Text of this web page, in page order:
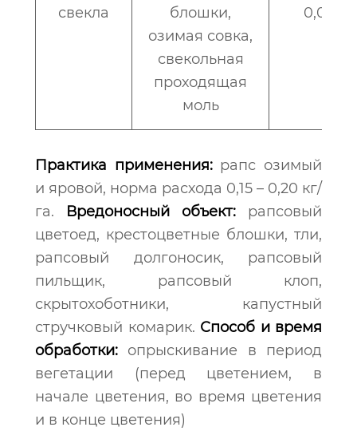
свекла
блошки,
озимая совка,
свекольная
проходящая
моль
0,075
Практика применения:рапс озимый
и яровой, норма расхода 0,15 – 0,20 кг/
га. Вредоносный объект: рапсовый
цветоед, крестоцветные блошки, тли,
рапсовый долгоносик, рапсовый
пильщик, рапсовый клоп,
скрытохоботники, капустный
стручковый комарик. Способ и время
обработки: опрыскивание в период
вегетации (перед цветением, в
начале цветения, во время цветения
и в конце цветения)